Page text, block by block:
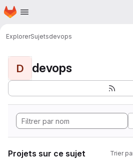
Passer au contenu principal
Page d'accueil
ExplorerSujetsdevops
D devops
Projets sur ce sujet Trier